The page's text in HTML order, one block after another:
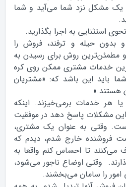
یک مشکل نزد شما می‌آید و شما
بدون حیله و ترفند، فروش را
مطمئن‌ترین روش برای رسیدن به
خدمات مشتری ممکن روی کره
باید این باشد که: «مشتریان
هستند.»
هر خدمات برمی‌خیزند. اینکه
مشکلات پاسخ دهد در موفقیت
وقتی به عنوان یک مشتری،
فروشنده خارج شدم، دیدم که
تا احساس کنم واقعا به
وقتی اوضاع ناجور می‌شود،
را سامان می‌بخشند.